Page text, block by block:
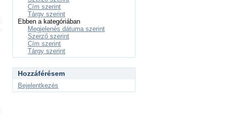
Cím szerint
Tárgy szerint
Ebben a kategóriában
Megjelenés dátuma szerint
Szerző szerint
Cím szerint
Tárgy szerint
Hozzáférésem
Bejelentkezés